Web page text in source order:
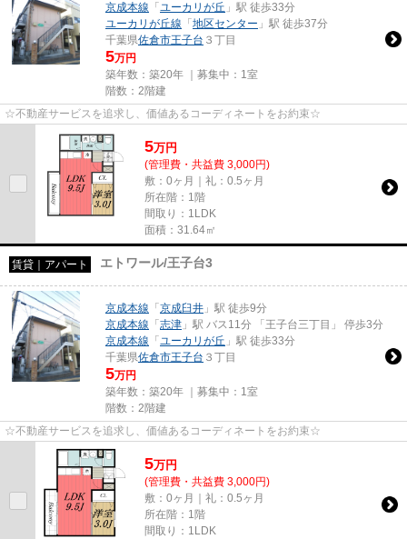
京成本線 「 ユーカリが丘 」駅 徒歩33分
ユーカリが丘線 「 地区センター 」駅 徒歩37分
千葉県佐倉市王子台 ３丁目
5万円
築年数：築20年 ｜募集中： 1室
階数：2階建
☆不動産サービスを追求し、価値あるコーディネートをお約束☆
5万円
(管理費・共益費 3,000円)
敷：0ヶ月｜礼：0.5ヶ月
所在階：1階
間取り：1LDK
面積：31.64㎡
賃貸｜アパート エトワール/王子台3
京成本線 「 京成臼井 」駅 徒歩9分
京成本線 「 志津 」駅 バス11分 「王子台三丁目」 停歩3分
京成本線 「 ユーカリが丘 」駅 徒歩33分
千葉県佐倉市王子台 ３丁目
5万円
築年数：築20年 ｜募集中： 1室
階数：2階建
☆不動産サービスを追求し、価値あるコーディネートをお約束☆
5万円
(管理費・共益費 3,000円)
敷：0ヶ月｜礼：0.5ヶ月
所在階：1階
間取り：1LDK